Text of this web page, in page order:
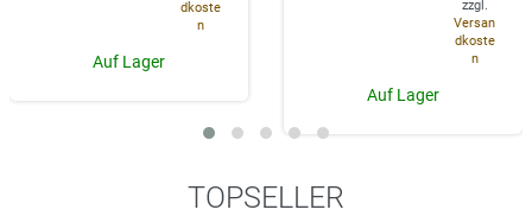
dkoste
n
Auf Lager
zzgl.
Versan
dkoste
n
Auf Lager
TOPSELLER